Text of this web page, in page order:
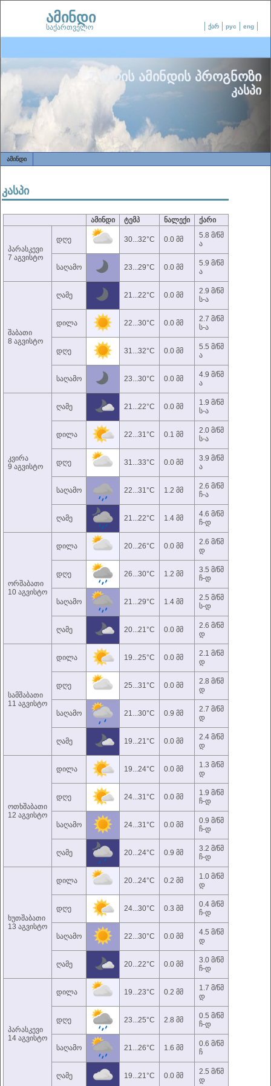
ქარ рус eng
ამინდი
საქართველო
7 დღის ამინდის პროგნოზი
კასპი
ᲐᲛᲘᲜᲓᲘ
კასპი
ამინდი ტემპ ნალექი ქარი
პარასკევი
7 აგვისტო
დღე 30...32°C 0.0 მმ
5.8 მ/წმ
ა
საღამო 23...29°C 0.0 მმ
5.9 მ/წმ
ა
შაბათი
8 აგვისტო
ღამე 21...22°C 0.0 მმ
2.9 მ/წმ
ს-ა
დილა 22...30°C 0.0 მმ
2.7 მ/წმ
ს-ა
დღე 31...32°C 0.0 მმ
5.5 მ/წმ
ა
საღამო 23...30°C 0.0 მმ
4.9 მ/წმ
ა
კვირა
9 აგვისტო
ღამე 21...22°C 0.0 მმ
1.9 მ/წმ
ს-ა
დილა 22...31°C 0.1 მმ
2.0 მ/წმ
ს-ა
დღე 31...33°C 0.0 მმ
3.9 მ/წმ
ა
საღამო 22...31°C 1.2 მმ
2.6 მ/წმ
ჩ-ა
ღამე 21...22°C 1.4 მმ
4.6 მ/წმ
ჩ-დ
ორშაბათი
10 აგვისტო
დილა 20...26°C 0.0 მმ
2.6 მ/წმ
დ
დღე 26...30°C 1.2 მმ
3.5 მ/წმ
ჩ-დ
საღამო 21...29°C 1.4 მმ
2.5 მ/წმ
ს-დ
ღამე 20...21°C 0.0 მმ
2.6 მ/წმ
დ
სამშაბათი
11 აგვისტო
დილა 19...25°C 0.0 მმ
2.1 მ/წმ
დ
დღე 25...31°C 0.0 მმ
2.8 მ/წმ
დ
საღამო 21...30°C 0.9 მმ
2.7 მ/წმ
დ
ღამე 19...21°C 0.0 მმ
2.4 მ/წმ
დ
ოთხშაბათი
12 აგვისტო
დილა 19...24°C 0.0 მმ
1.3 მ/წმ
დ
დღე 24...31°C 0.0 მმ
1.9 მ/წმ
ჩ-დ
საღამო 24...31°C 0.0 მმ
0.9 მ/წმ
ჩ-დ
ღამე 20...24°C 0.9 მმ
3.2 მ/წმ
ჩ-დ
ხუთშაბათი
13 აგვისტო
დილა 20...24°C 0.2 მმ
1.0 მ/წმ
დ
დღე 24...30°C 0.3 მმ
0.4 მ/წმ
ჩ-დ
საღამო 22...30°C 0.0 მმ
4.5 მ/წმ
დ
ღამე 20...22°C 0.0 მმ
3.0 მ/წმ
ჩ-დ
პარასკევი
14 აგვისტო
დილა 19...23°C 0.2 მმ
1.7 მ/წმ
დ
დღე 23...25°C 2.8 მმ
0.5 მ/წმ
ჩ-დ
საღამო 21...26°C 1.6 მმ
0.6 მ/წმ
ჩ
ღამე 19...21°C 0.0 მმ
2.5 მ/წმ
დ